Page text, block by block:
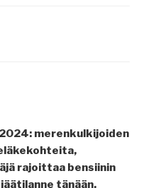
merenkulkijoiden
rajoittaa bensiinin
tänään,